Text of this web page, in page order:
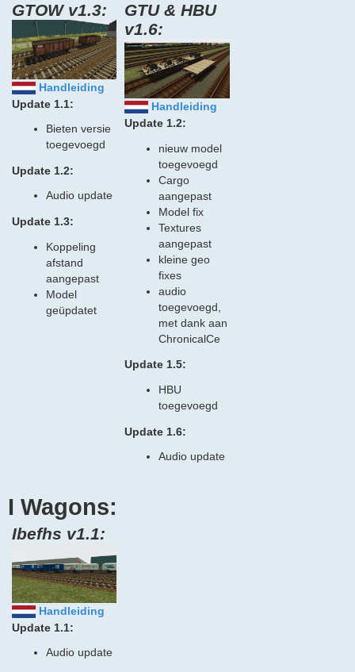
GTOW v1.3:
Handleiding
Update 1.1:
Bieten versie
toegevoegd
Update 1.2:
Audio update
Update 1.3:
Koppeling
afstand
aangepast
Model
geüpdatet
GTU & HBU
v1.6:
Handleiding
Update 1.2:
nieuw model
toegevoegd
Cargo
aangepast
Model fix
Textures
aangepast
kleine geo
fixes
audio
toegevoegd,
met dank aan
ChronicalCe
Update 1.5:
HBU
toegevoegd
Update 1.6:
Audio update
I Wagons:
Ibefhs v1.1:
Handleiding
Update 1.1:
Audio update